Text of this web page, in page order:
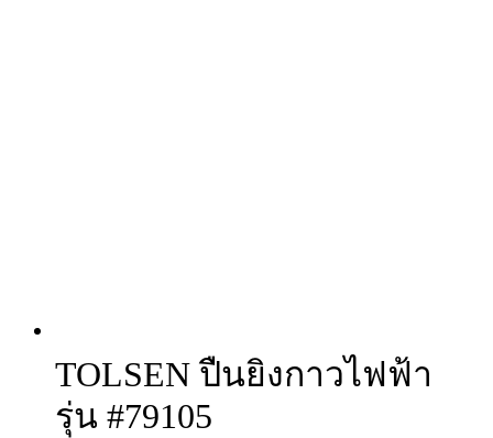
TOLSEN ปืนยิงกาวไฟฟ้า
รุ่น #79105